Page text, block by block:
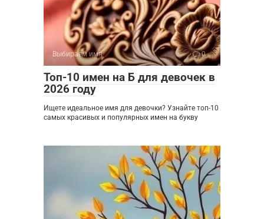
Выбираем имя 0
Топ-10 имен на Б для девочек в
2026 году
Ищете идеальное имя для девочки? Узнайте топ-10
самых красивых и популярных имен на букву